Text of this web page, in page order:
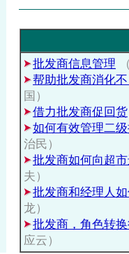
批发商信息管理
帮助批发商消化
国）
借力批发商促回货
如何有效管理二
治民）
批发商如何向超
夫）
批发商和经理人
龙）
批发商，角色转
应云）